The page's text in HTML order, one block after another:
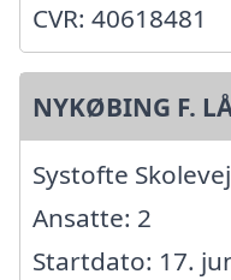
CVR: 40618481
NYKØBING F.
Systofte
Ansatte: 2
Startdato: 17.